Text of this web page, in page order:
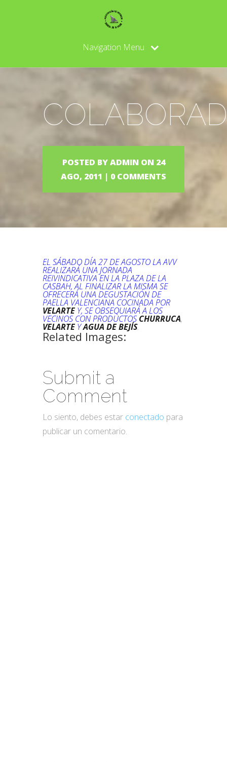
Navigation Menu
POSTED BYADMIN ON 24
AGO, 2011 | 0 COMMENTS
EL SÁBADO DÍA 27 DE AGOSTO LA AVV
REALIZARÁ UNA JORNADA
REIVINDICATIVA EN LA PLAZA DE LA
CASBAH, AL FINALIZAR LA MISMA SE
OFRECERÁ UNA DEGUSTACIÓN DE
PAELLA VALENCIANA COCINADA POR
VELARTE Y, SE OBSEQUIARÁ A LOS
VECINOS CON PRODUCTOS CHURRUCA,
VELARTE YAGUA DE BEJÍS.
Related Images:
Submit a
Comment
Lo siento, debes estar conectado para
publicar un comentario.